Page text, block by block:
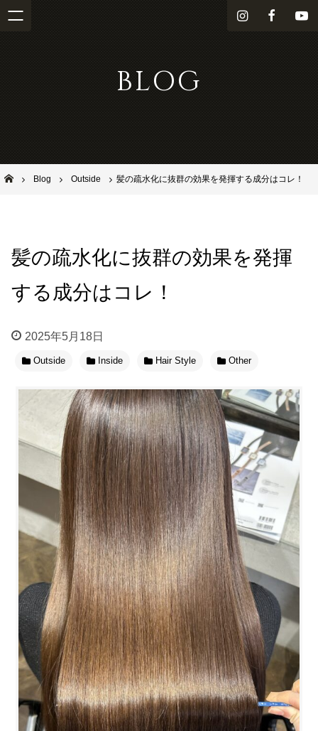
i
m
Y
BLOG
池田市石橋の美容室ならヘアサロンSolana（ソラーナ）
Blog Outside 髪の疏水化に抜群の効果を発揮する成分はコレ！
髪の疏水化に抜群の効果を発揮
する成分はコレ！
2025年5月18日
Outside Inside Hair Style Other